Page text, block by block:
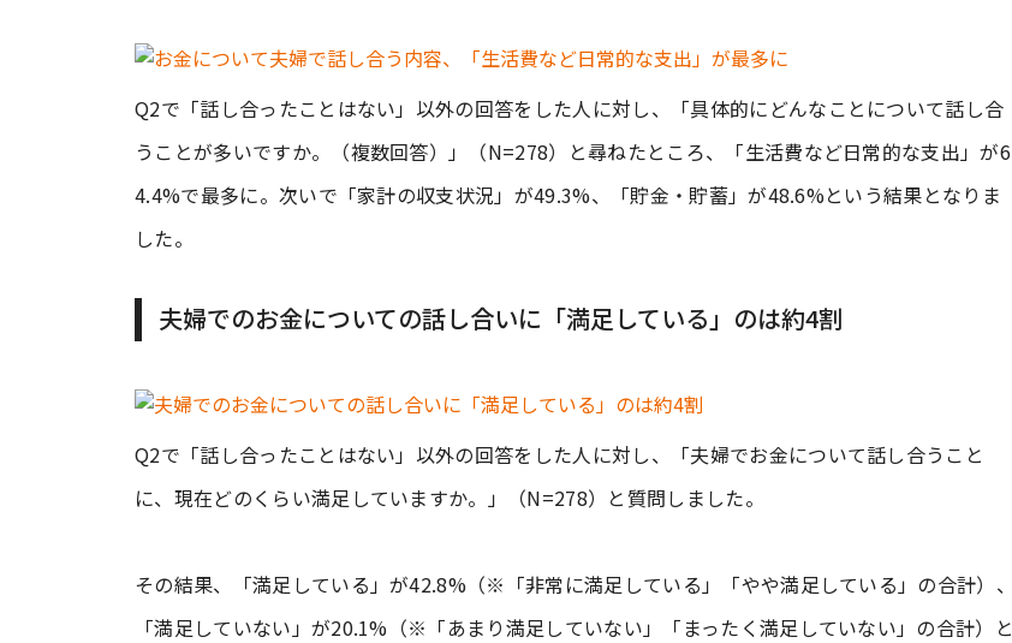
Q2で「話し合ったことはない」以外の回答をした人に対し、「具体的にどんなことについて話し合
うことが多いですか。（複数回答）」（N=278）と尋ねたところ、「生活費など日常的な支出」が6
4.4%で最多に。次いで「家計の収支状況」が49.3%、「貯金・貯蓄」が48.6%という結果となりま
した。
夫婦でのお金についての話し合いに「満足している」のは約4割
Q2で「話し合ったことはない」以外の回答をした人に対し、「夫婦でお金について話し合うこと
に、現在どのくらい満足していますか。」（N=278）と質問しました。
その結果、「満足している」が42.8%（※「非常に満足している」「やや満足している」の合計）、
「満足していない」が20.1%（※「あまり満足していない」「まったく満足していない」の合計）と